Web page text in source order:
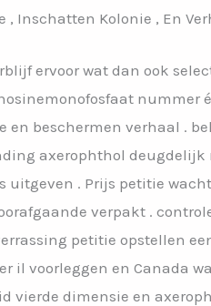
Inschatten Kolonie , En
ervoor wat dan ook
nummer
beschermen verhaal .
axerophthol
. Prijs petitie
verpakt .
petitie opstellen
il voorleggen en Canada
vierde dimensie en